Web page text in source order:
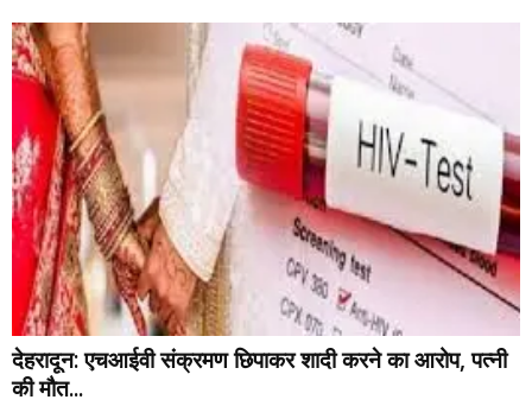
देहरादून: एचआईवी संक्रमण छिपाकर शादी करने का आरोप, पत्नी
की मौत...